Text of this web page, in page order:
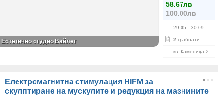
58.67лв
100.00лв
29.05 - 30.09
2 грабнати
кв. Каменица 2
Естетично студио Вайлет
Електромагнитна стимулация HIFM за
скулптиране на мускулите и редукция на мазнините